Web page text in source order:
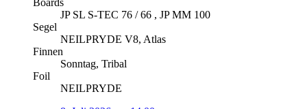
JP SL S-TEC 76 / 66 , JP MM 100
Segel
NEILPRYDE V8, Atlas
Finnen
Sonntag, Tribal
Foil
NEILPRYDE